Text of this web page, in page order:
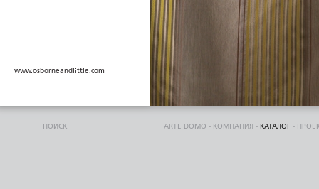
www.osborneandlittle.com
ПОИСК ARTE DOMO - КОМПАНИЯ - КАТАЛОГ -